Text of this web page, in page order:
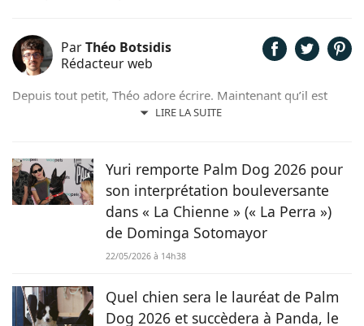
ParThéo Botsidis
Rédacteur web
LIRE LA SUITE
Depuis tout petit, Théo adore écrire. Maintenant qu’il est
rédacteur web, il partage avec plaisir ce qu’il découvre sur le
Yuri remporte Palm Dog 2026 pour
son interprétation bouleversante
dans « La Chienne » (« La Perra »)
de Dominga Sotomayor
22/05/2026 à 14h38
Quel chien sera le lauréat de Palm
Dog 2026 et succèdera à Panda, le